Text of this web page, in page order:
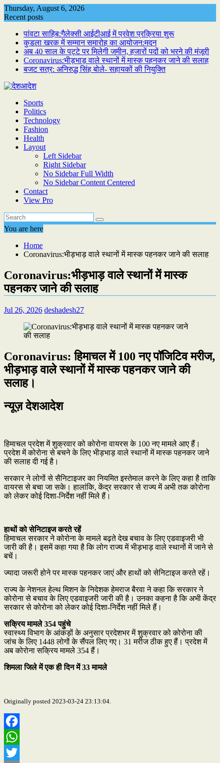
Skip
to
Thursday, August 6, 2026
Recent posts
पांवटा साहिब:गैलेक्सी आईटीआई में प्रवेश प्रक्रिया शुरू
कुडला खरक में सम्मान समारोह का आयोजन:मदन
अब 40 साल के पट्टे पर मिलेगी जमीन, हजारों पदों को भरने की मंजूरी
Coronavirus:भीड़भाड़ वाले स्थानों में मास्क पहनकर जाने की सलाह
बजट सत्र: अनिरुद्ध सिंह बोले- सहायकों की नियुक्ति
Sports
Politics
Technology
Fashion
Health
Layout
Left Sidebar
Right Sidebar
No Sidebar Full Width
No Sidebar Content Centered
Contact
View Pro
You are here
Home
Coronavirus:भीड़भाड़ वाले स्थानों में मास्क पहनकर जाने की सलाह
Coronavirus:भीड़भाड़ वाले स्थानों में मास्क
पहनकर जाने की सलाह
Jul 26, 2026 deshadesh27
Coronavirus: हिमाचल में 100 नए पॉजिटिव मरीज,
भीड़भाड़ वाले स्थानों में मास्क पहनकर जाने की
सलाह।
न्यूज़ देशआदेश
हिमाचल प्रदेश में शुक्रवार को कोरोना वायरस के 100 नए मामले आए हैं।
प्रदेश में कोरोना से बचने के लिए भीड़भाड़ वाले स्थानों में मास्क पहनकर जाने
की सलाह दी गई है।
सरकार ने लोगों से सैनिटाइजर का नियमित इस्तेमाल करने के लिए कहा है ताकि
वायरस से बचा जा सके। हालांकि, केंद्र सरकार से राज्य में अभी तक कोरोना
को लेकर कोई दिशा-निर्देश नहीं मिले हैं।
हाथों को सेनिटाइज करते रहें
हिमाचल सरकार ने कोरोना के मामले बढ़ते देख बचाव के लिए एडवाइजरी भी
जारी की है। इसमें कहा गया है कि लोग राज्य में भीड़भाड़ वाले स्थानों में जाने से
बचें।
ज्यादा जरूरी होने पर मास्क पहनकर जाएं और हाथों को सेनिटाइज करते रहें।
राज्य के नेशनल हेल्थ मिशन के निदेशक हेमराज बैरवा ने कहा कि सरकार ने
कोरोना से बचाव के लिए एडवाइजरी जारी की है। उनका कहना है कि अभी केंद्र
सरकार से कोरोना को लेकर कोई दिशा-निर्देश नहीं मिले हैं।
सक्रिय मामले 354 पहुंचे
स्वास्थ्य विभाग के आंकड़ों के अनुसार प्रदेशभर में शुक्रवार को कोरोना की
जांच के लिए 1448 लोगों के सैंपल लिए गए। 31 मरीज ठीक हुए हैं। प्रदेश में
अब कोरोना सक्रिय मामले 354 हैं।
शिमला जिले में एक ही दिन में 33 मामले
Originally posted 2023-03-24 23:13:04.
Facebook
WhatsApp